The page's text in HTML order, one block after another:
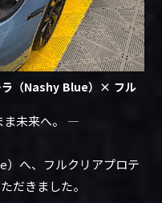
ラ（Nashy Blue）× フル
ま未来へ。 ―
）へ、フルクリアプロテ
だきました。